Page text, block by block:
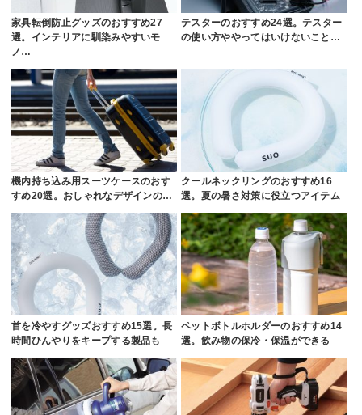
家具転倒防止グッズのおすすめ27
選。インテリアに馴染みやすいモ
ノ…
テスターのおすすめ24選。テスター
の使い方ややってはいけないこと…
機内持ち込み用スーツケースのおす
すめ20選。おしゃれなデザインの…
クールネックリングのおすすめ16
選。夏の暑さ対策に役立つアイテム
首を冷やすグッズおすすめ15選。長
時間ひんやりをキープする製品も
ペットボトルホルダーのおすすめ14
選。飲み物の保冷・保温ができる